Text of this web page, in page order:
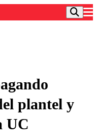
plantel y
UC